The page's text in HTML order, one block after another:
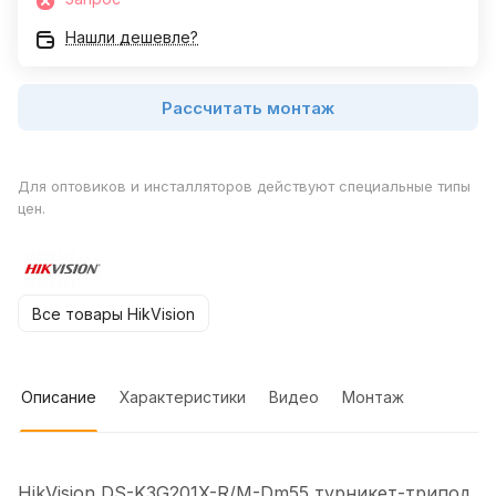
Нашли дешевле?
Рассчитать монтаж
Для оптовиков и инсталляторов действуют специальные типы
цен.
Все товары HikVision
Описание Характеристики Видео Монтаж